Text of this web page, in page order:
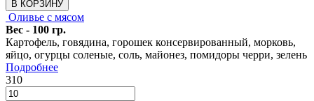
В КОРЗИНУ
Оливье с мясом
Вес - 100 гр.
Картофель, говядина, горошек консервированный, морковь,
яйцо, огурцы соленые, соль, майонез, помидоры черри, зелень
Подробнее
310